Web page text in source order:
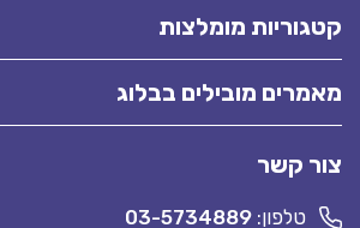
קטגוריות מומלצות
מאמרים מובילים בבלוג
צור קשר
טלפון: 03-5734889